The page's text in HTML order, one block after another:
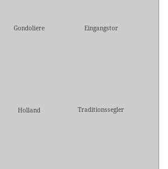
Gondoliere
Eingangstor
Holland Traditionssegler